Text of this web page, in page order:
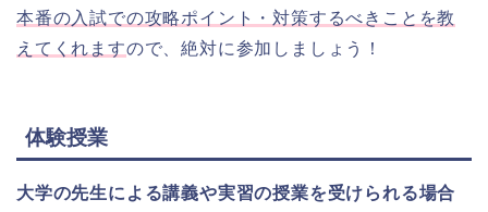
本番の入試での攻略ポイント・対策するべきことを教
えてくれますので、絶対に参加しましょう！
体験授業
大学の先生による講義や実習の授業を受けられる場合